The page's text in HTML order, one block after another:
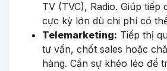
TV (TVC), Radio. Giúp tiếp
cực kỳ lớn dù chi phí có
Telemarketing: Tiếp thị
tư vấn, chốt sales hoặc
hàng. Cần sự khéo léo để